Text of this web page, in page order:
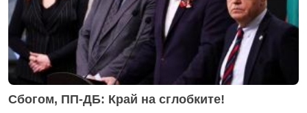
Сбогом, ПП-ДБ: Край на сглобките!